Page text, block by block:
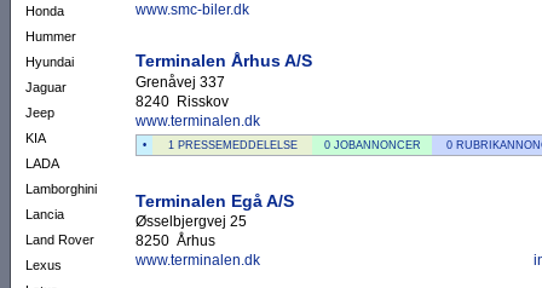
Honda
Hummer
Hyundai
Jaguar
Jeep
KIA
LADA
Lamborghini
Lancia
Land Rover
Lexus
www.smc-biler.dk
Terminalen Århus A/S
Grenåvej 337
8240 Risskov
www.terminalen.dk
• 1 PRESSEMEDDELELSE 0 JOBANNONCER 0
Terminalen Egå A/S
Øsselbjergvej 25
8250 Århus
www.terminalen.dk